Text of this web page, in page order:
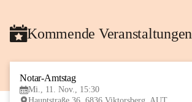
Kommende Veranstaltungen
Notar-Amtstag
Mi., 11. Nov., 15:30